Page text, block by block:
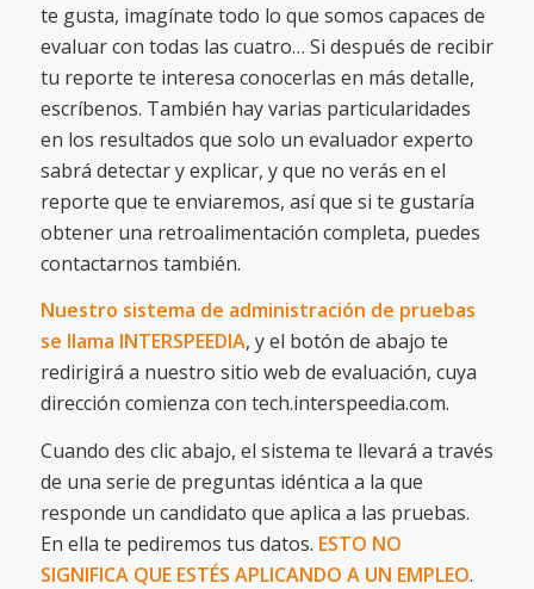
te gusta, imagínate todo lo que somos capaces de
evaluar con todas las cuatro… Si después de recibir
tu reporte te interesa conocerlas en más detalle,
escríbenos. También hay varias particularidades
en los resultados que solo un evaluador experto
sabrá detectar y explicar, y que no verás en el
reporte que te enviaremos, así que si te gustaría
obtener una retroalimentación completa, puedes
contactarnos también.
Nuestro sistema de administración de pruebas
se llama INTERSPEEDIA, y el botón de abajo te
redirigirá a nuestro sitio web de evaluación, cuya
dirección comienza con tech.interspeedia.com.
Cuando des clic abajo, el sistema te llevará a través
de una serie de preguntas idéntica a la que
responde un candidato que aplica a las pruebas.
En ella te pediremos tus datos. ESTO NO
SIGNIFICA QUE ESTÉS APLICANDO A UN EMPLEO.